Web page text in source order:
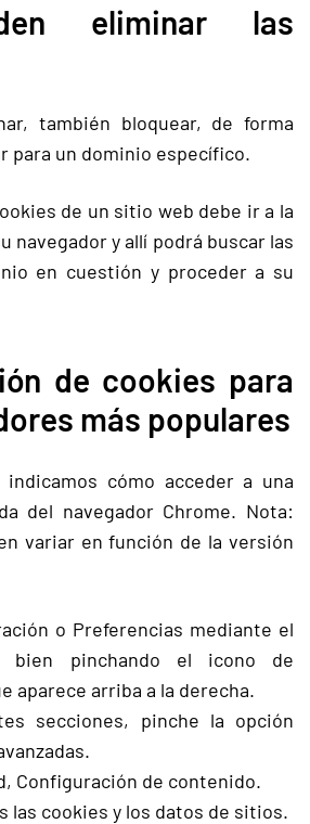
eliminar las
también bloquear, de forma
para un dominio específico.
de un sitio web debe ir a la
navegador y allí podrá buscar las
en cuestión y proceder a su
de cookies para
más populares
cómo acceder a una
del navegador Chrome. Nota:
variar en función de la versión
o Preferencias mediante el
bien pinchando el icono de
aparece arriba a la derecha.
secciones, pinche la opción
Configuración de contenido.
las cookies y los datos de sitios.